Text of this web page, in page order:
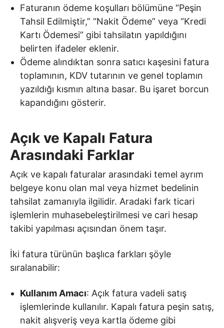
Faturanın ödeme koşulları bölümüne “Peşin
Tahsil Edilmiştir,” “Nakit Ödeme” veya “Kredi
Kartı Ödemesi” gibi tahsilatın yapıldığını
belirten ifadeler eklenir.
Ödeme alındıktan sonra satıcı kaşesini fatura
toplamının, KDV tutarının ve genel toplamın
yazıldığı kısmın altına basar. Bu işaret borcun
kapandığını gösterir.
Açık ve Kapalı Fatura
Arasındaki Farklar
Açık ve kapalı faturalar arasındaki temel ayrım
belgeye konu olan mal veya hizmet bedelinin
tahsilat zamanıyla ilgilidir. Aradaki fark ticari
işlemlerin muhasebeleştirilmesi ve cari hesap
takibi yapılması açısından önem taşır.
İki fatura türünün başlıca farkları şöyle
sıralanabilir:
Kullanım Amacı: Açık fatura vadeli satış
işlemlerinde kullanılır. Kapalı fatura peşin satış,
nakit alışveriş veya kartla ödeme gibi